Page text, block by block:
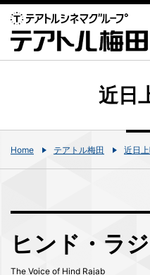
近日
Home テアトル梅田 近日
ヒンド・ラ
The Voice of Hind Rajab